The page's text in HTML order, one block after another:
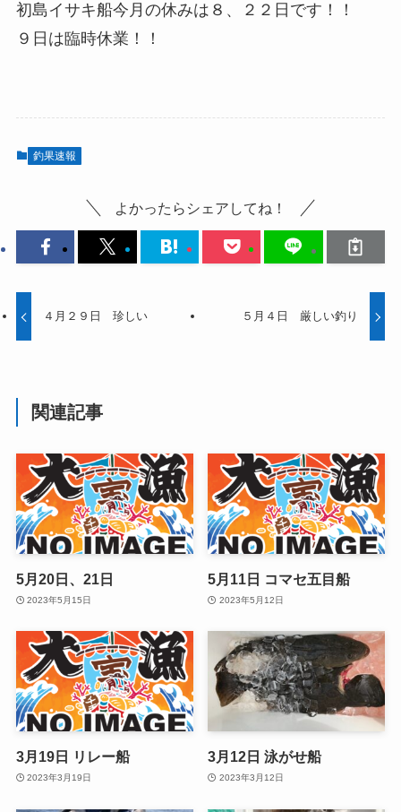
初島イサキ船今月の休みは８、２２日です！！
９日は臨時休業！！
釣果速報
よかったらシェアしてね！
４月２９日 珍しい ５月４日 厳しい釣り
関連記事
5月20日、21日
2023年5月15日
5月11日 コマセ五目船
2023年5月12日
3月19日 リレー船
2023年3月19日
3月12日 泳がせ船
2023年3月12日